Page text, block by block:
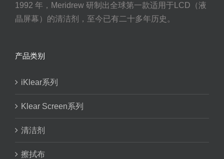
1992 年，Meridrew 研制出全球第一款适用于LCD（液
晶屏幕）的清洁剂，至今已有二十多年历史。
产品类别
iKlear系列
Klear Screen系列
清洁剂
擦拭布